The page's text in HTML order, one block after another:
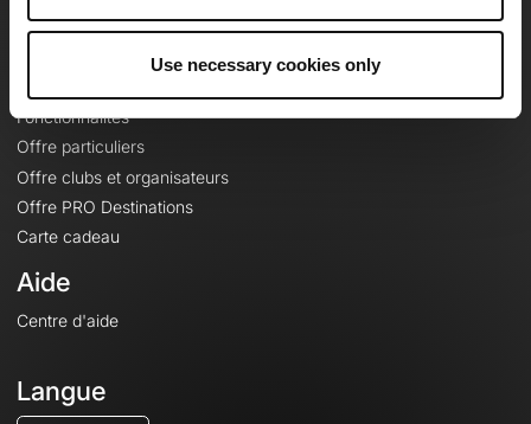
Use necessary cookies only
Fonctionnalités
Offre particuliers
Offre clubs et organisateurs
Offre PRO Destinations
Carte cadeau
Aide
Centre d'aide
Langue